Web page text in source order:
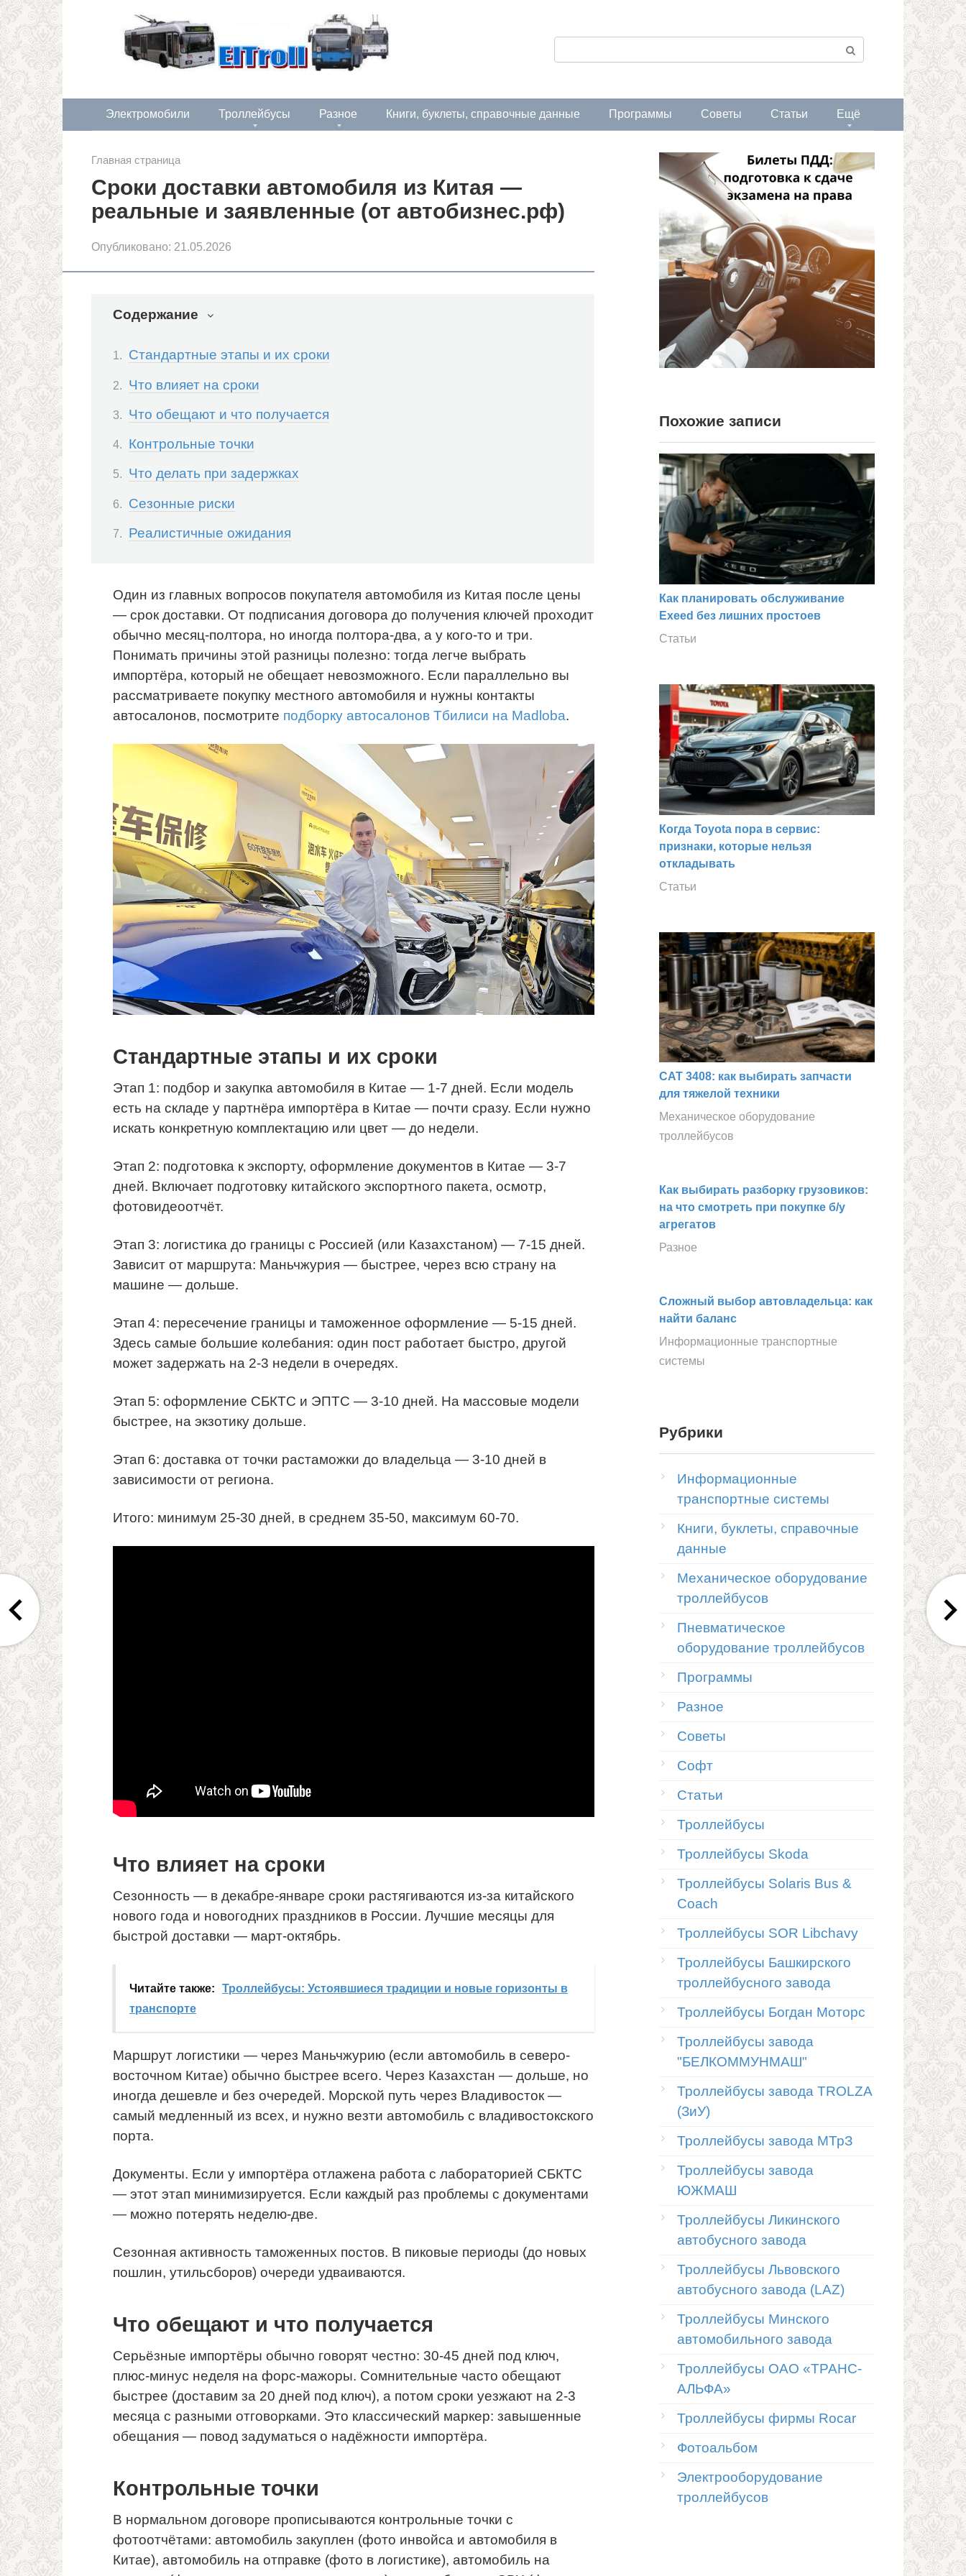
о
Электромобили Троллейбусы Разное Книги, буклеты, справочные данные Программы Советы Статьи Ещё
Главная страница
Сроки доставки автомобиля из Китая —
реальные и заявленные (от автобизнес.рф)
Опубликовано: 21.05.2026
Содержание
Стандартные этапы и их сроки
Что влияет на сроки
Что обещают и что получается
Контрольные точки
Что делать при задержках
Сезонные риски
Реалистичные ожидания
Один из главных вопросов покупателя автомобиля из Китая после цены
— срок доставки. От подписания договора до получения ключей проходит
обычно месяц-полтора, но иногда полтора-два, а у кого-то и три.
Понимать причины этой разницы полезно: тогда легче выбрать
импортёра, который не обещает невозможного. Если параллельно вы
рассматриваете покупку местного автомобиля и нужны контакты
автосалонов, посмотрите подборку автосалонов Тбилиси на Madloba.
Стандартные этапы и их сроки
Этап 1: подбор и закупка автомобиля в Китае — 1-7 дней. Если модель
есть на складе у партнёра импортёра в Китае — почти сразу. Если нужно
искать конкретную комплектацию или цвет — до недели.
Этап 2: подготовка к экспорту, оформление документов в Китае — 3-7
дней. Включает подготовку китайского экспортного пакета, осмотр,
фотовидеоотчёт.
Этап 3: логистика до границы с Россией (или Казахстаном) — 7-15 дней.
Зависит от маршрута: Маньчжурия — быстрее, через всю страну на
машине — дольше.
Этап 4: пересечение границы и таможенное оформление — 5-15 дней.
Здесь самые большие колебания: один пост работает быстро, другой
может задержать на 2-3 недели в очередях.
Этап 5: оформление СБКТС и ЭПТС — 3-10 дней. На массовые модели
быстрее, на экзотику дольше.
Этап 6: доставка от точки растаможки до владельца — 3-10 дней в
зависимости от региона.
Итого: минимум 25-30 дней, в среднем 35-50, максимум 60-70.
Что влияет на сроки
Сезонность — в декабре-январе сроки растягиваются из-за китайского
нового года и новогодних праздников в России. Лучшие месяцы для
быстрой доставки — март-октябрь.
Читайте также:
Троллейбусы: Устоявшиеся традиции и новые горизонты в
транспорте
Маршрут логистики — через Маньчжурию (если автомобиль в северо-
восточном Китае) обычно быстрее всего. Через Казахстан — дольше, но
иногда дешевле и без очередей. Морской путь через Владивосток —
самый медленный из всех, и нужно везти автомобиль с владивостокского
порта.
Документы. Если у импортёра отлажена работа с лабораторией СБКТС
— этот этап минимизируется. Если каждый раз проблемы с документами
— можно потерять неделю-две.
Сезонная активность таможенных постов. В пиковые периоды (до новых
пошлин, утильсборов) очереди удваиваются.
Что обещают и что получается
Серьёзные импортёры обычно говорят честно: 30-45 дней под ключ,
плюс-минус неделя на форс-мажоры. Сомнительные часто обещают
быстрее (доставим за 20 дней под ключ), а потом сроки уезжают на 2-3
месяца с разными отговорками. Это классический маркер: завышенные
обещания — повод задуматься о надёжности импортёра.
Контрольные точки
В нормальном договоре прописываются контрольные точки с
фотоотчётами: автомобиль закуплен (фото инвойса и автомобиля в
Китае), автомобиль на отправке (фото в логистике), автомобиль на
Похожие записи
Как планировать обслуживание
Exeed без лишних простоев
Статьи
Когда Toyota пора в сервис:
признаки, которые нельзя
откладывать
Статьи
CAT 3408: как выбирать запчасти
для тяжелой техники
Механическое оборудование
троллейбусов
Как выбирать разборку грузовиков:
на что смотреть при покупке б/у
агрегатов
Разное
Сложный выбор автовладельца: как
найти баланс
Информационные транспортные
системы
Рубрики
Информационные
транспортные системы
Книги, буклеты, справочные
данные
Механическое оборудование
троллейбусов
Пневматическое
оборудование троллейбусов
Программы
Разное
Советы
Софт
Статьи
Троллейбусы
Троллейбусы Skoda
Троллейбусы Solaris Bus &
Coach
Троллейбусы SOR Libchavy
Троллейбусы Башкирского
троллейбусного завода
Троллейбусы Богдан Моторс
Троллейбусы завода
"БЕЛКОММУНМАШ"
Троллейбусы завода TROLZA
(ЗиУ)
Троллейбусы завода МТрЗ
Троллейбусы завода
ЮЖМАШ
Троллейбусы Ликинского
автобусного завода
Троллейбусы Львовского
автобусного завода (LAZ)
Троллейбусы Минского
автомобильного завода
Троллейбусы ОАО «ТРАНС-
АЛЬФА»
Троллейбусы фирмы Rocar
Фотоальбом
Электрооборудование
троллейбусов